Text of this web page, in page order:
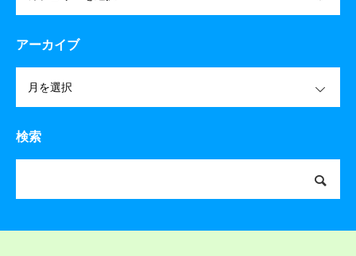
アーカイブ
検索